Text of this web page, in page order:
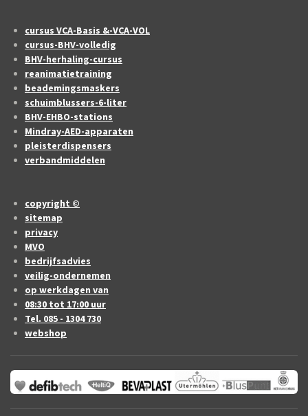
cursus VCA-Basis &-VCA-VOL
cursus-BHV-volledig
BHV-herhaling-cursus
reanimatietraining
beademingsmaskers
schuimblussers-6-liter
BHV-EHBO-stations
Mindray-AED-apparaten
pleisterdispensers
verbandmiddelen
copyright ©
sitemap
privacy
MVO
bedrijfsadvies
veilig-ondernemen
op werkdagen van
08:30 tot 17:00 uur
Tel. 085 - 1304 730
webshop